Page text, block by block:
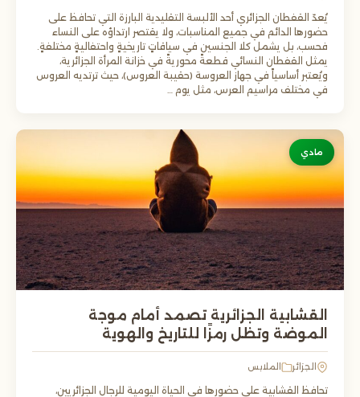
يُعدّ القفطان الجزائري أحد الألبسة التقليدية البارزة التي تحافظ على
حضورها الدائم في جميع المناسبات، ولا يقتصر ارتداؤه على النساء
فحسب، بل يشمل كلا الجنسين في سياقاتٍ تاريخيةٍ واحتفاليةٍ مختلفةٍ.
يمثل القفطان النسائي قطعةً محوريةً في خزانة المرأة الجزائرية،
ويُعتبر أساسياً في جهاز العروسة (حقيبة العروس)، حيث ترتديه العروس
في مختلف مراسيم العرس، مثل يوم …
مادي
القشابية الجزائرية تصمد أمام موجة
الموضة وتظل رمزًا للتاريخ والهوية
الجزائر الملابس
تحافظ القشابية على حضورها في الحياة اليومية للرجال الجزائريين،